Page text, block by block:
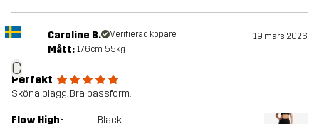
C
Caroline B. Verifierad köpare 19 mars 2026
Mått: 176cm, 55kg
Perfekt
Sköna plagg. Bra passform.
Flow High-
Black